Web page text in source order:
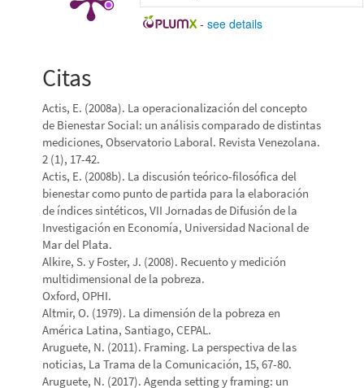
-see details
Citas
Actis, E. (2008a). La operacionalización del concepto
de Bienestar Social: un análisis comparado de distintas
mediciones, Observatorio Laboral. Revista Venezolana.
2 (1), 17-42.
Actis, E. (2008b). La discusión teórico-filosófica del
bienestar como punto de partida para la elaboración
de índices sintéticos, VII Jornadas de Difusión de la
Investigación en Economía, Universidad Nacional de
Mar del Plata.
Alkire, S. y Foster, J. (2008). Recuento y medición
multidimensional de la pobreza.
Oxford, OPHI.
Altmir, O. (1979). La dimensión de la pobreza en
América Latina, Santiago, CEPAL.
Aruguete, N. (2011). Framing. La perspectiva de las
noticias, La Trama de la Comunicación, 15, 67-80.
Aruguete, N. (2017). Agenda setting y framing: un